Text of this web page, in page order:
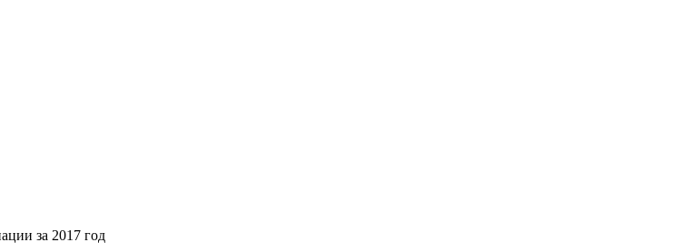
за 2017 год